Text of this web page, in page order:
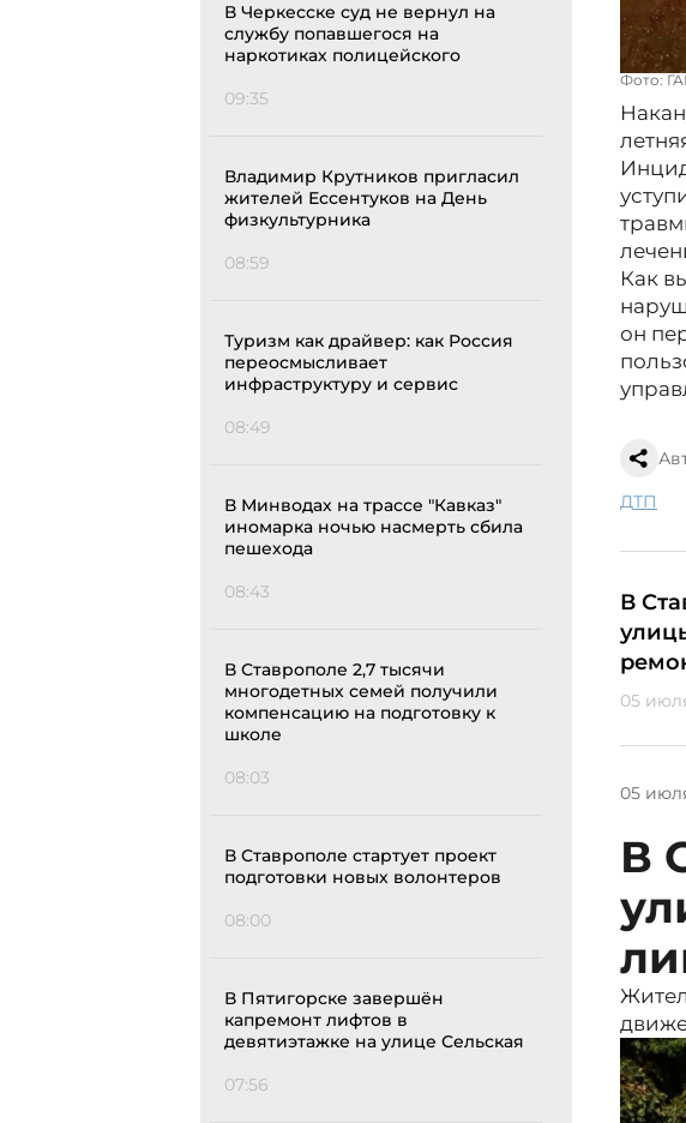
В Черкесске суд не вернул на
службу попавшегося на
наркотиках полицейского
09:35
Владимир Крутников пригласил
жителей Ессентуков на День
физкультурника
08:59
Туризм как драйвер: как Россия
переосмысливает
инфраструктуру и сервис
08:49
В Минводах на трассе "Кавказ"
иномарка ночью насмерть сбила
пешехода
08:43
В Ставрополе 2,7 тысячи
многодетных семей получили
компенсацию на подготовку к
школе
08:03
В Ставрополе стартует проект
подготовки новых волонтеров
08:00
В Пятигорске завершён
капремонт лифтов в
девятиэтажке на улице Сельская
07:56
Фото:
Как
он
ДТП
В
05
05
В